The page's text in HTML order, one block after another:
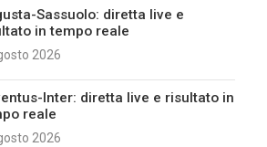
Sassuolo: diretta live e
in tempo reale
2026
Inter: diretta live e risultato in
reale
2026